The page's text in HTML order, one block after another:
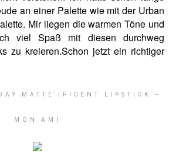
an einer Palette wie mit der Urban
Mir liegen die warmen Töne und
viel Spaß mit diesen durchweg
zu kreieren.Schon jetzt ein richtiger
MATTE’IFICENT LIPSTICK –
MON AMI